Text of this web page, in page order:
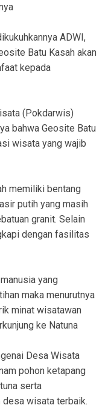
ADWI,
Batu Kasah akan
kepada
(Pokdarwis)
bahwa Geosite Batu
wisata yang wajib
memiliki bentang
putih yang masih
granit. Selain
dengan fasilitas
yang
maka menurutnya
minat wisatawan
ke Natuna
Desa Wisata
pohon ketapang
serta
wisata terbaik.